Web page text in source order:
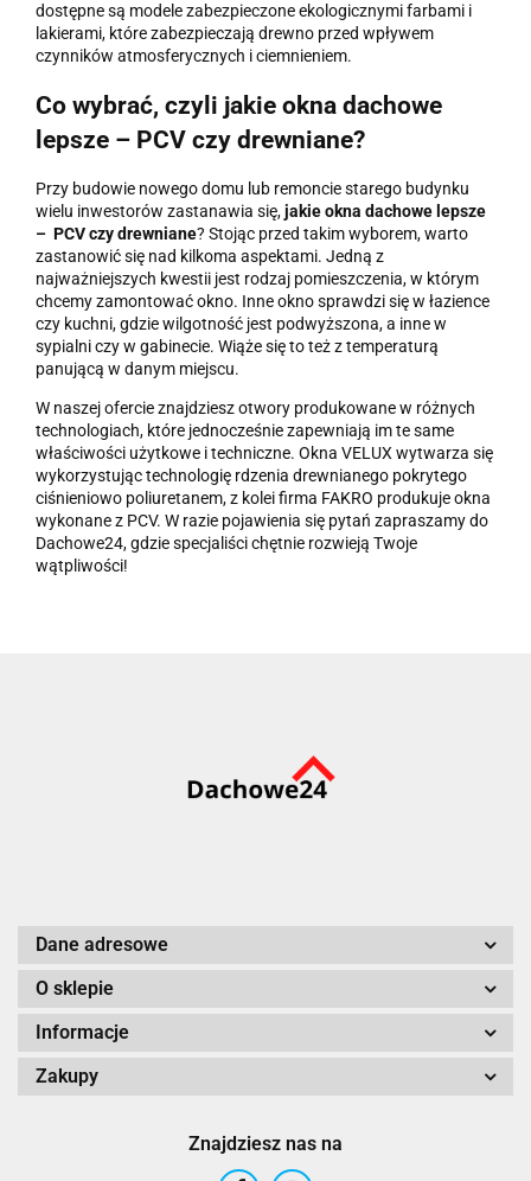
dostępne są modele zabezpieczone ekologicznymi farbami i
lakierami, które zabezpieczają drewno przed wpływem
czynników atmosferycznych i ciemnieniem.
Co wybrać, czyli jakie okna dachowe
lepsze – PCV czy drewniane?
Przy budowie nowego domu lub remoncie starego budynku
wielu inwestorów zastanawia się,jakie okna dachowe lepsze
– PCV czy drewniane? Stojąc przed takim wyborem, warto
zastanowić się nad kilkoma aspektami. Jedną z
najważniejszych kwestii jest rodzaj pomieszczenia, w którym
chcemy zamontować okno. Inne okno sprawdzi się w łazience
czy kuchni, gdzie wilgotność jest podwyższona, a inne w
sypialni czy w gabinecie. Wiąże się to też z temperaturą
panującą w danym miejscu.
W naszej ofercie znajdziesz otwory produkowane w różnych
technologiach, które jednocześnie zapewniają im te same
właściwości użytkowe i techniczne. Okna VELUX wytwarza się
wykorzystując technologię rdzenia drewnianego pokrytego
ciśnieniowo poliuretanem, z kolei firma FAKRO produkuje okna
wykonane z PCV. W razie pojawienia się pytań zapraszamy do
Dachowe24, gdzie specjaliści chętnie rozwieją Twoje
wątpliwości!
Dane adresowe
O sklepie
Informacje
Zakupy
Znajdziesz nas na